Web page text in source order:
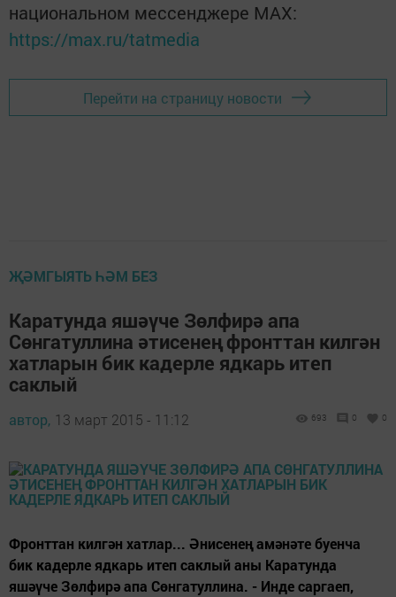
национальном мессенджере MАХ:
https://max.ru/tatmedia
Перейти на страницу новости
ҖӘМГЫЯТЬ ҺӘМ БЕЗ
Каратунда яшәүче Зөлфирә апа
Сөнгатуллина әтисенең фронттан килгән
хатларын бик кадерле ядкарь итеп
саклый
автор, 13 март 2015 - 11:12 693 0 0
Фронттан килгән хатлар... Әнисенең амәнәте буенча
бик кадерле ядкарь итеп саклый аны Каратунда
яшәүче Зөлфирә апа Сөнгатуллина. - Инде саргаеп,